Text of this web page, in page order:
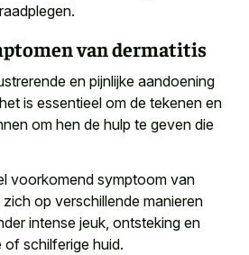
van dermatitis
en pijnlijke aandoening
is essentieel om de tekenen en
om hen de hulp te geven die
voorkomend symptoom van
op verschillende manieren
intense jeuk, ontsteking en
of schilferige huid.